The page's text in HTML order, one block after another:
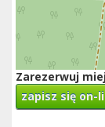
Zarezerwuj
zapisz się on-